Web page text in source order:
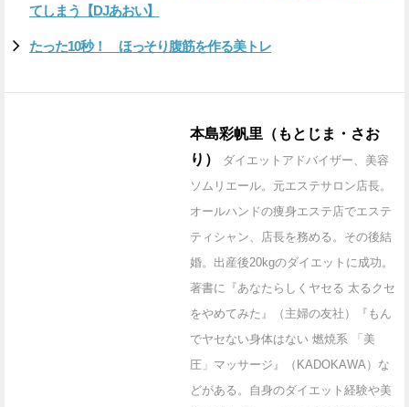
てしまう【DJあおい】
たった10秒！ ほっそり腹筋を作る美トレ
本島彩帆里（もとじま・さお
り）
ダイエットアドバイザー、美容
ソムリエール。元エステサロン店長。
オールハンドの痩身エステ店でエステ
ティシャン、店長を務める。その後結
婚。出産後20kgのダイエットに成功。
著書に『あなたらしくヤセる 太るクセ
をやめてみた』（主婦の友社）『もん
でヤセない身体はない 燃焼系 「美
圧」マッサージ』（KADOKAWA）な
どがある。自身のダイエット経験や美